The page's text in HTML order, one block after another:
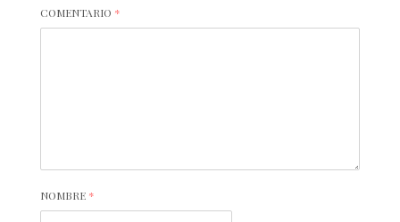
COMENTARIO *
NOMBRE *